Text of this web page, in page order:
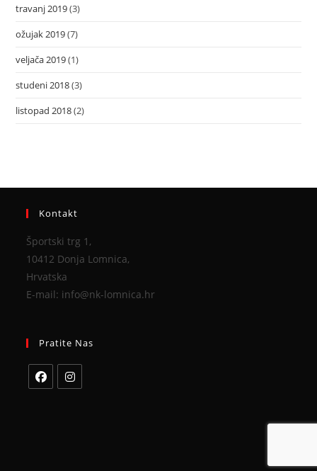
travanj 2019(3)
ožujak 2019(7)
veljača 2019(1)
studeni 2018(3)
listopad 2018(2)
Kontakt
Športski trg 1,
10412 Donja Lomnica,
Hrvatska
E-mail: info@nk-lomnica.hr
Pratite Nas